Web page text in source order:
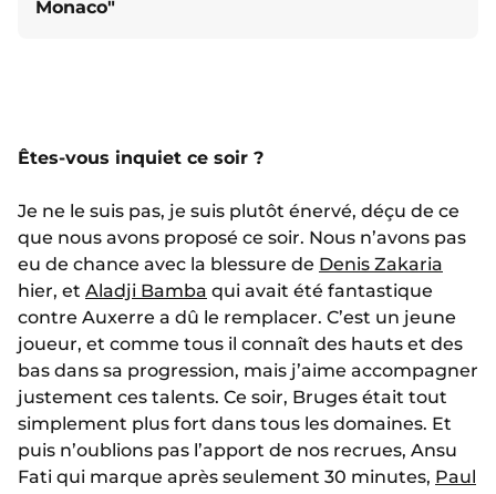
Monaco"
Êtes-vous inquiet ce soir ?
Je ne le suis pas, je suis plutôt énervé, déçu de ce
que nous avons proposé ce soir. Nous n’avons pas
eu de chance avec la blessure de Denis Zakaria
hier, et Aladji Bamba qui avait été fantastique
contre Auxerre a dû le remplacer. C’est un jeune
joueur, et comme tous il connaît des hauts et des
bas dans sa progression, mais j’aime accompagner
justement ces talents. Ce soir, Bruges était tout
simplement plus fort dans tous les domaines. Et
puis n’oublions pas l’apport de nos recrues, Ansu
Fati qui marque après seulement 30 minutes, Paul